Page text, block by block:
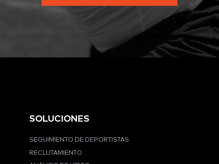
SOLUCIONES
SEGUIMIENTO DE DEPORTISTAS
RECLUTAMIENTO